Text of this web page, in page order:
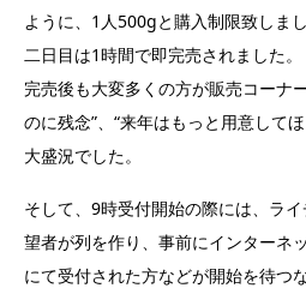
ように、1人500gと購入制限致しま
二日目は1時間で即完売されました。
完売後も大変多くの方が販売コーナ
のに残念”、“来年はもっと用意して
大盛況でした。
そして、9時受付開始の際には、ラ
望者が列を作り、事前にインターネ
にて受付された方などが開始を待つ